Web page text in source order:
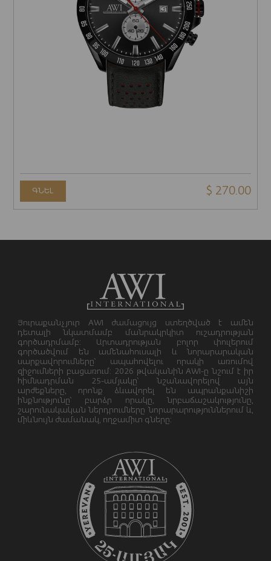
ԳՆԵԼ $ 270.00
Յուրաքանչյուր AWI ժամացույց ստեղծված է ամեն
դետալի նկատմամբ մանրակրկիտ ուշադրության
գործադրմամբ: Արտադրության բոլոր փուլերում
գործածվում են ամենահուսալի և նորարարական
սարքավորումները՝ ապահովելու որակի առումով
զիջումների բացառում: 2026 թվականին AWI-ը նշում է իր
հիմնադրման 25-ամյակը՝ նշանավորելով այն
արժեքները, որոնք ձևավորել են ապրանքանիշի
ինքնությունը՝ բարձր որակը, նրբաճաշակությունը,
շարունակական ներդրումները նորարարություններում և,
միևնույն ժամանակ, ողջամիտ գները: